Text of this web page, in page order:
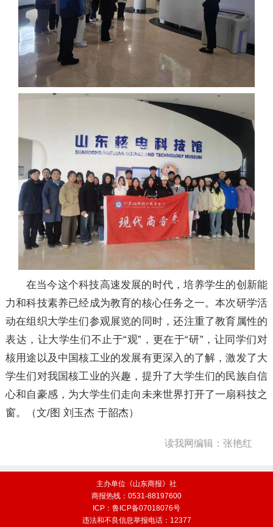
在当今这个科技高速发展的时代，培养学生的创新能
力和科技素养已经成为教育的核心任务之一。本次研学活
动在组织大学生们参观展览的同时，还注重了教育属性的
表达，让大学生们不止于“观”，更在于“研”，让同学们对
核用途以及中国核工业的发展有更深入的了解，激发了大
学生们对我国核工业的兴趣，提升了大学生们的民族自信
心和自豪感，为大学生们走向未来世界打开了一扇科技之
窗。（文/图 刘玉杰 于韶杰）
读我网编辑：张艳红
主办单位《山东商报》社
商报热线：0531-88197600
ICP：鲁ICP备07018076号
违法和不良信息举报电话：12377